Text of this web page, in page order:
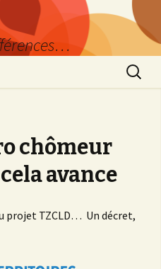
chômeur
avance
projet TZCLD… Un décret,